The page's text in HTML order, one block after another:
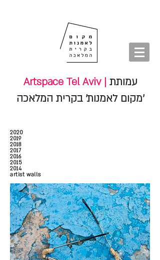
shop
Artspace Tel Aviv |
'מקום לאמנות' בקרית המלאכה
2020
2019
2018
2017
2016
2015
2014
artist walls